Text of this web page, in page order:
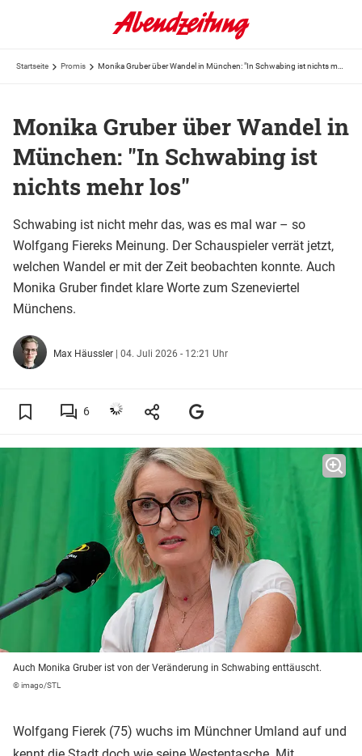
Startseite Promis
Monika Gruber über Wandel in
München: "In Schwabing ist
nichts mehr los"
Schwabing ist nicht mehr das, was es mal war – so
Wolfgang Fiereks Meinung. Der Schauspieler verrät jetzt,
welchen Wandel er mit der Zeit beobachten konnte. Auch
Monika Gruber findet klare Worte zum Szeneviertel
Münchens.
Max Häussler | 04. Juli 2026 - 12:21 Uhr
6
Auch Monika Gruber ist von der Veränderung in Schwabing enttäuscht.
© imago/STL
Wolfgang Fierek (75) wuchs im Münchner Umland auf und